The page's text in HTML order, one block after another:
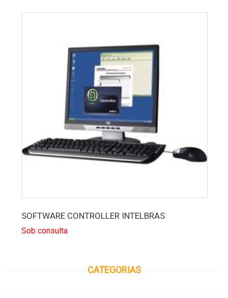
CATEGORIAS
SOFTWARE CONTROLLER INTELBRAS
Sob consulta